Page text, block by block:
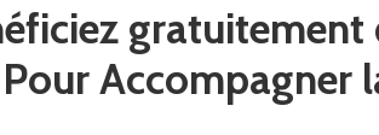
Accompagner